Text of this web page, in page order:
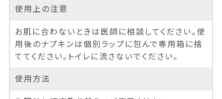
使用上の注意
お肌に合わないときは医師に相談してください。使
用後のナプキンは個別ラップに包んで専用箱に捨
ててください。トイレに流さないでください。
使用方法